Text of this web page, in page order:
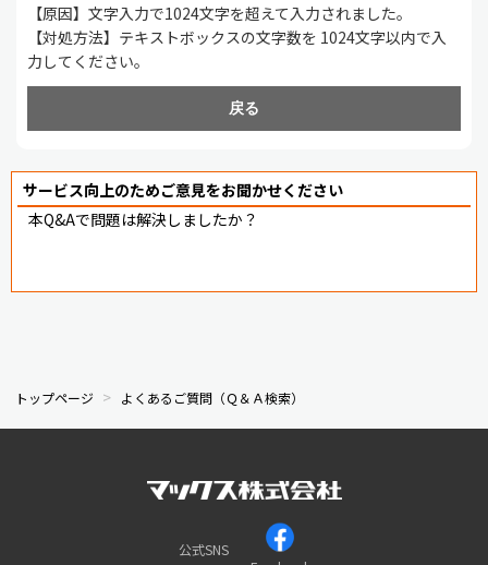
【原因】文字入力で1024文字を超えて入力されました。
【対処方法】テキストボックスの文字数を 1024文字以内で入
力してください。
戻る
サービス向上のためご意見をお聞かせください
本Q&Aで問題は解決しましたか？
トップページ よくあるご質問（Ｑ＆Ａ検索）
公式SNS